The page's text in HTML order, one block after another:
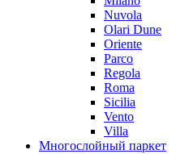
Nuvola
Olari Dune
Oriente
Parco
Regola
Roma
Sicilia
Vento
Villa
Многослойный паркет